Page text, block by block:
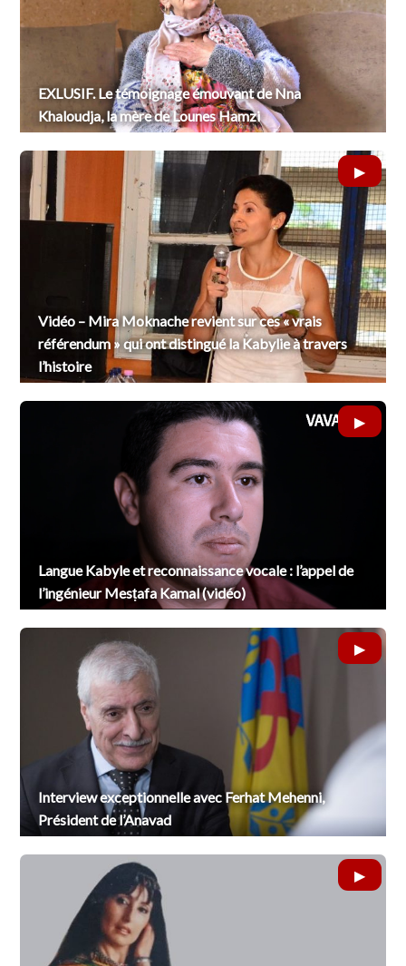
EXLUSIF. Le témoignage émouvant de Nna
Khaloudja, la mère de Lounes Hamzi
Vidéo – Mira Moknache revient sur ces « vrais
référendum » qui ont distingué la Kabylie à travers
l’histoire
Langue Kabyle et reconnaissance vocale : l’appel de
l’ingénieur Mesṭafa Kamal (vidéo)
Interview exceptionnelle avec Ferhat Mehenni,
Président de l’Anavad